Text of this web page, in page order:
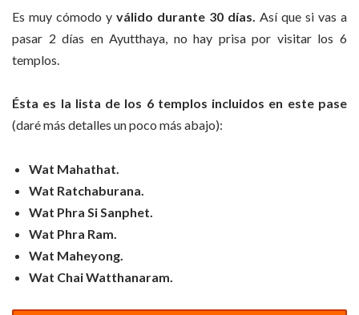
Es muy cómodo y válido durante 30 días. Así que si vas a
pasar 2 días en Ayutthaya, no hay prisa por visitar los 6
templos.
Ésta es la lista de los 6 templos incluidos en este pase
(daré más detalles un poco más abajo):
Wat Mahathat.
Wat Ratchaburana.
Wat Phra Si Sanphet.
Wat Phra Ram.
Wat Maheyong.
Wat Chai Watthanaram.